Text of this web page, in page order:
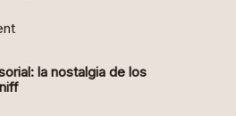
la nostalgia de los